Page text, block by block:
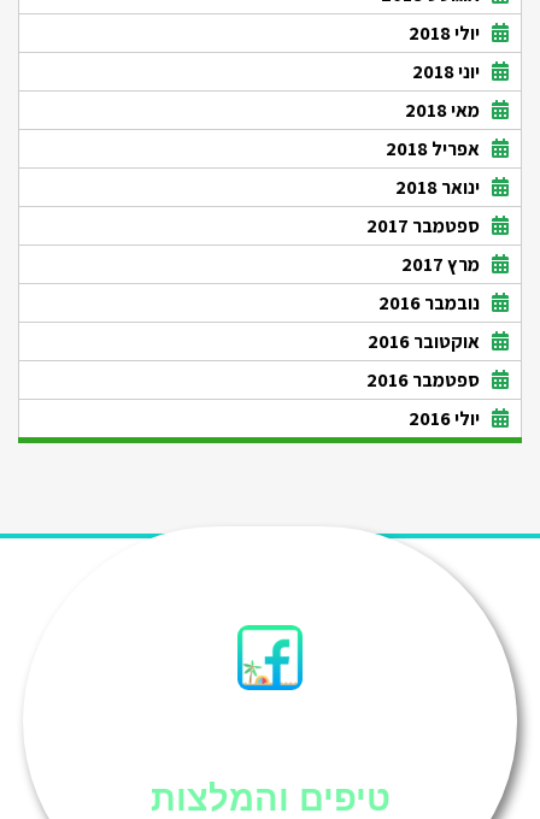
יולי 2018
יוני 2018
מאי 2018
אפריל 2018
ינואר 2018
ספטמבר 2017
מרץ 2017
נובמבר 2016
אוקטובר 2016
ספטמבר 2016
יולי 2016
סיני
טיפים והמלצות